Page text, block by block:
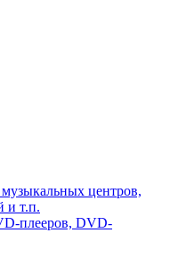
центров,
и т.п.
плееров, DVD-